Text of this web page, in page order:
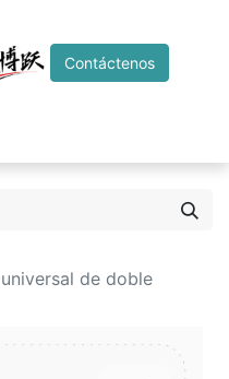
Contáctenos
de doble